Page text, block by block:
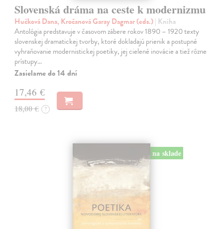
Slovenská dráma na ceste k modernizmu
Hučková Dana, Kročanová Garay Dagmar (eds.)| Kniha
Antológia predstavuje v časovom zábere rokov 1890 – 1920 texty
slovenskej dramatickej tvorby, ktoré dokladajú prienik a postupné
vyhraňovanie modernistickej poetiky, jej cielené inovácie a tiež rôzne
prístupy…
Zasielame do 14 dní
17,46 €
18,00 € ?
na sklade